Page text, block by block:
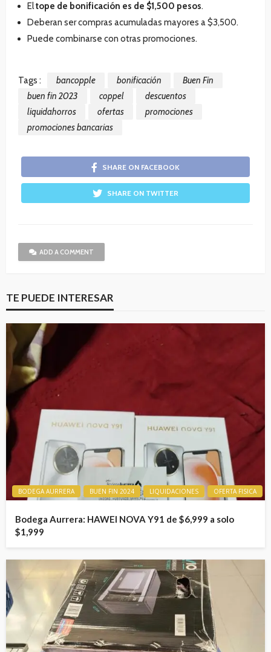
Eltope de bonificación es de $1,500 pesos.
Deberan ser compras acumuladas mayores a $3,500.
Puede combinarse con otras promociones.
Tags : bancopple bonificación
Buen Fin
buen fin 2023
coppel
descuentos
liquidahorros
ofertas
promociones
promociones bancarias
SHARE ON FACEBOOK
SHARE ON TWITTER
ADD A COMMENT
TE PUEDE INTERESAR
BODEGA AURRERA BUEN FIN 2024 LIQUIDACIONES OFERTA FISICA
Bodega Aurrera: HAWEI NOVA Y91 de $6,999 a solo
$1,999